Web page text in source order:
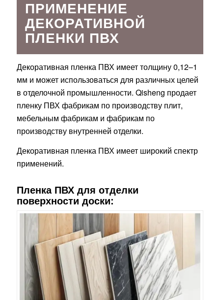
ПРИМЕНЕНИЕ
ДЕКОРАТИВНОЙ
ПЛЕНКИ ПВХ
Декоративная пленка ПВХ имеет толщину 0,12–1
мм и может использоваться для различных целей
в отделочной промышленности. Qisheng продает
пленку ПВХ фабрикам по производству плит,
мебельным фабрикам и фабрикам по
производству внутренней отделки.
Декоративная пленка ПВХ имеет широкий спектр
применений.
Пленка ПВХ для отделки
поверхности доски: